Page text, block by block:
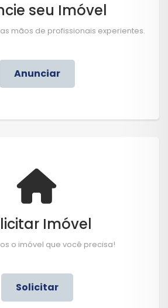
seu Imóvel
mãos de profissionais experientes.
Anunciar
Imóvel
o imóvel que você precisa!
Solicitar